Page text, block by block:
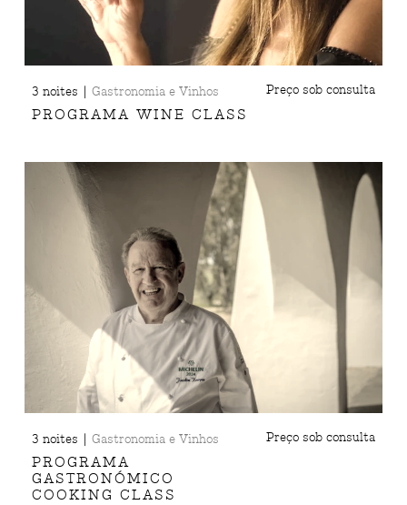
3 noites |Gastronomia e Vinhos
PROGRAMA WINE CLASS
Preço sob consulta
3 noites |Gastronomia e Vinhos
PROGRAMA
GASTRONÓMICO
COOKING CLASS
Preço sob consulta